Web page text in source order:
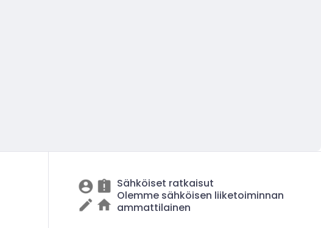
Sähköiset ratkaisut
Olemme sähköisen liiketoiminnan
ammattilainen